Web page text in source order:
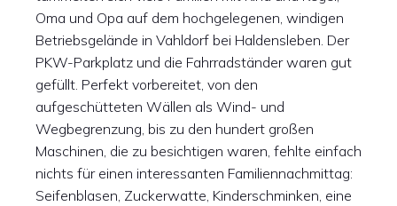
Oma und Opa auf dem hochgelegenen, windigen
Betriebsgelände in Vahldorf bei Haldensleben. Der
PKW-Parkplatz und die Fahrradständer waren gut
gefüllt. Perfekt vorbereitet, von den
aufgeschütteten Wällen als Wind- und
Wegbegrenzung, bis zu den hundert großen
Maschinen, die zu besichtigen waren, fehlte einfach
nichts für einen interessanten Familiennachmittag:
Seifenblasen, Zuckerwatte, Kinderschminken, eine